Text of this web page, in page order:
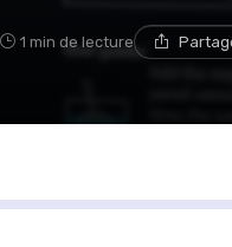
1 min de lecture